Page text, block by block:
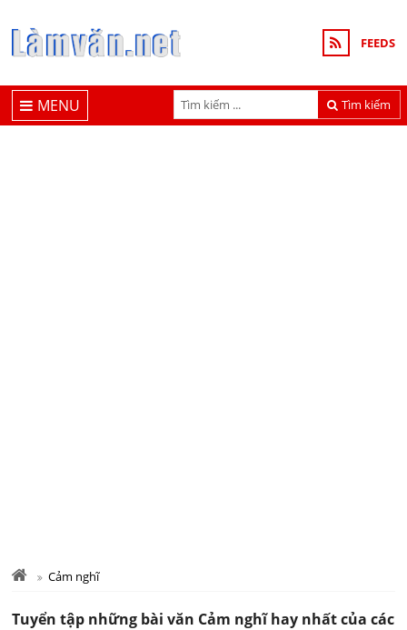
FEEDS
Tìm kiếm
MENU
Cảm nghĩ
Tuyển tập những bài văn Cảm nghĩ hay nhất của các